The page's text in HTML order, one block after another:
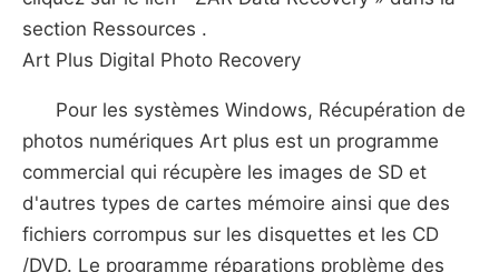
section Ressources .
Art Plus Digital Photo Recovery
Pour les systèmes Windows, Récupération de
photos numériques Art plus est un programme
commercial qui récupère les images de SD et
d'autres types de cartes mémoire ainsi que des
fichiers corrompus sur les disquettes et les CD
/DVD. Le programme réparations problème des